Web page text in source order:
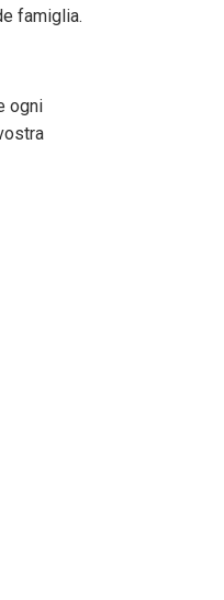
famiglia.
ogni